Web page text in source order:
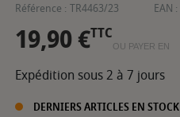
Référence : TR4463/23 EAN :
19,90 €TTC
OU PAYER EN
Expédition sous 2 à 7 jours
DERNIERS ARTICLES EN STOCK